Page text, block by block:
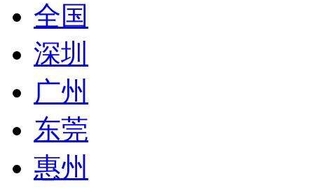
全国
深圳
广州
东莞
惠州